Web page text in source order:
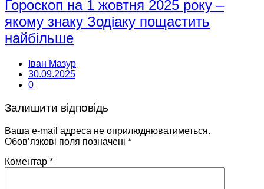
Гороскоп на 1 жовтня 2025 року –
якому знаку Зодіаку пощастить
найбільше
Іван Мазур
30.09.2025
0
Залишити відповідь
Ваша e-mail адреса не оприлюднюватиметься.
Обов’язкові поля позначені *
Коментар *